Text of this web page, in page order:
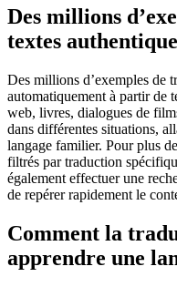
Des millions
textes
Des millions d’exemples de
automatiquement à partir de
web, livres, dialogues de
dans différentes situations,
langage familier. Pour plus
filtrés par traduction
également effectuer une
de repérer rapidement le
Comment la
apprendre une